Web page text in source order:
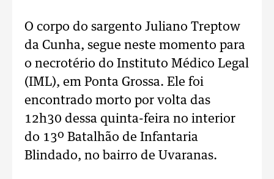
O corpo do sargento Juliano Treptow
da Cunha, segue neste momento para
o necrotério do Instituto Médico Legal
(IML), em Ponta Grossa. Ele foi
encontrado morto por volta das
12h30 dessa quinta-feira no interior
do 13º Batalhão de Infantaria
Blindado, no bairro de Uvaranas.